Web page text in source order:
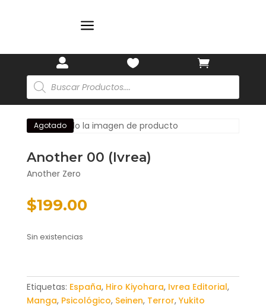
a
 

Búsqueda
de
productos
Agotado
Another 00 (Ivrea)
Another Zero
$199.00
Sin existencias
Etiquetas: España, Hiro Kiyohara, Ivrea Editorial,
Manga, Psicológico, Seinen, Terror, Yukito